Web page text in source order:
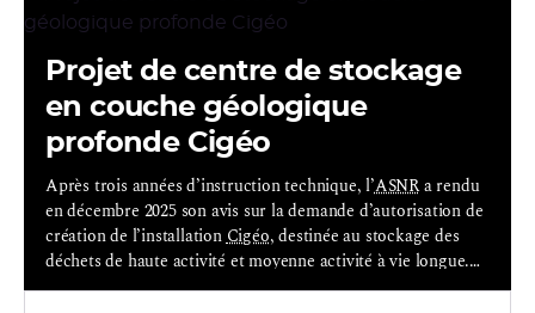
Projet de centre de stockage
en couche géologique
profonde Cigéo
Après trois années d’instruction technique, l’ASNRa rendu
en décembre 2025 son avis sur la demande d’autorisation de
création de l’installationCigéo, destinée au stockage des
déchets de haute activité et moyenne activité à vie longue.
L’enquête publique, qui débute le 18 mai, constituera la